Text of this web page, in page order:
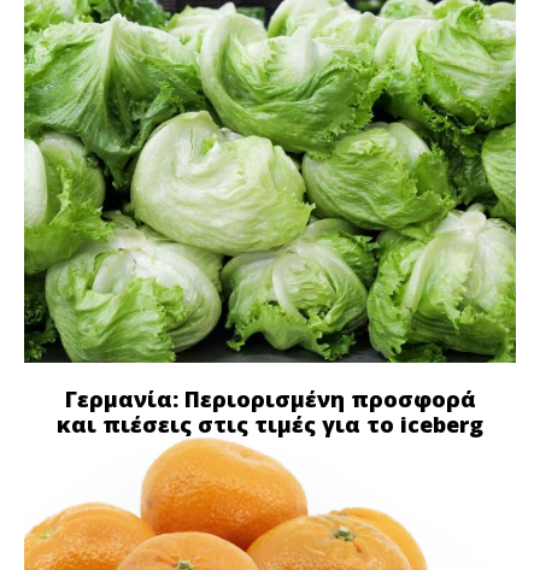
Γερμανία: Περιορισμένη προσφορά
και πιέσεις στις τιμές για το iceberg